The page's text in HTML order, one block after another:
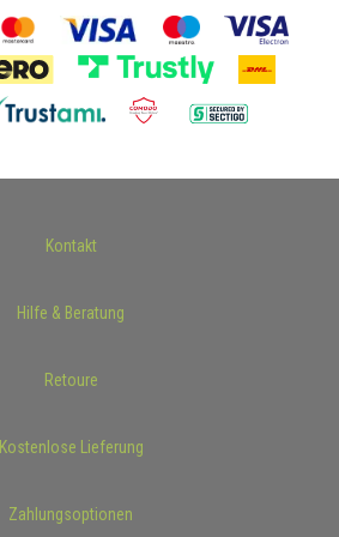
Kontakt
Hilfe & Beratung
Retoure
Kostenlose Lieferung
Zahlungsoptionen